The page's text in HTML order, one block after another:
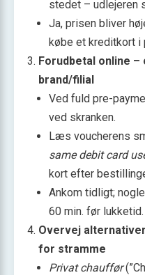
stedet – udlejeren
Ja, prisen bliver
købe et kreditkort i
Forudbetal online
brand/filial
Ved fuld pre-
ved skranken.
Læs voucherens
same debit card
kort efter
Ankom tidligt;
60 min. før lukketid.
Overvej
for stramme
Privat chauffør